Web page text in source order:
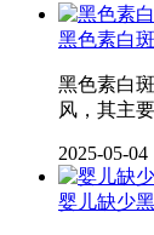
黑色素白
黑色素白
风，其主
2025-05-04
婴儿缺少